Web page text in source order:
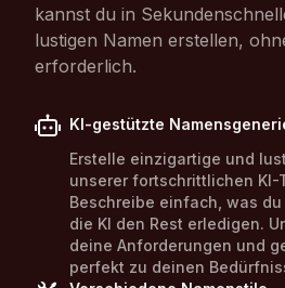
kannst du in
lustigen Namen erstellen,
erforderlich.
KI-gestützte
Erstelle einzigartige und
unserer fortschrittlichen KI-
Beschreibe einfach, was
die KI den Rest erledigen.
deine Anforderungen und
perfekt zu deinen